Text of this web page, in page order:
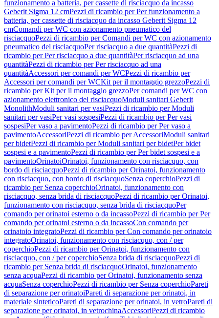
funzionamento a batteria, per cassette di risciacquo da incasso
Geberit Sigma 12 cmPezzi di ricambio per Per funzionamento a
batteria, per cassette di risciacquo da incasso Geberit Sigma 12
cmComandi per WC con azionamento pneumatico del
risciacquoPezzi di ricambio per Comandi per WC con azionamento
pneumatico del risciacquoPer risciacquo a due quantitàPezzi di
ricambio per Per risciacquo a due quantitàPer risciacquo ad una
quantitàPezzi di ricambio per Per risciacquo ad una
quantitàAccessori per comandi per WCPezzi di ricambio per
Accessori per comandi per WCKit per il montaggio grezzoPezzi di
ricambio per Kit per il montaggio grezzoPer comandi per WC con
azionamento elettronico del risciacquoModuli sanitari Geberit
MonolithModuli sanitari per vasiPezzi di ricambio per Moduli
sanitari per vasiPer vasi sospesiPezzi di ricambio per Per vasi
sospesiPer vaso a pavimentoPezzi di ricambio per Per vaso a
pavimentoAccessoriPezzi di ricambio per AccessoriModuli sanitari
per bidetPezzi di ricambio per Moduli sanitari per bidetPer bidet
sospesi e a pavimentoPezzi di ricambio per Per bidet sospesi e a
pavimentoOrinatoiOrinatoi, funzionamento con risciacquo, con
bordo di risciacquoPezzi di ricambio per Orinatoi, funzionamento
con risciacquo, con bordo di risciacquoSenza coperchioPezzi di
ricambio per Senza coperchioOrinatoi, funzionamento con
risciacquo, senza brida di risciacquoPezzi di ricambio per Orinatoi,
funzionamento con risciacquo, senza brida di risciacquoPer
comando per orinatoi esterno o da incassoPezzi di ricambio per Per
comando per orinatoi esterno o da incassoCon comando per
orinatoio integratoPezzi di ricambio per Con comando per orinatoio
integratoOrinatoi, funzionamento con risciacquo, con / per
coperchioPezzi di ricambio per Orinatoi, funzionamento con
risciacquo, con / per coperchioSenza brida di risciacquoPezzi di
ricambio per Senza brida di risciacquoOrinatoi, funzionamento
senza acquaPezzi di ricambio per Orinatoi, funzionamento senza
acquaSenza coperchioPezzi di ricambio per Senza coperchioPareti
di separazione per orinatoiPareti di separazione per orinatoi, in
materiale sinteticoPareti di separazione per orinatoi, in vetroPareti di
separazione per orinatoi, in vetrochinaAccessoriPezzi di ricambio